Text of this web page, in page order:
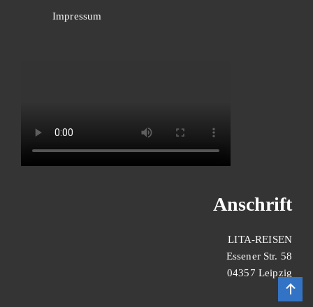
Impressum
Anschrift
LITA-REISEN
Essener Str. 58
04357 Leipzig